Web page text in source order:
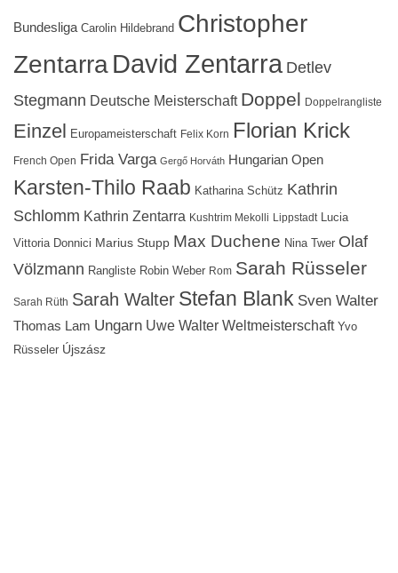
Bundesliga Carolin Hildebrand Christopher
ZentarraDavid Zentarra Detlev
Stegmann Deutsche Meisterschaft Doppel Doppelrangliste
Einzel Europameisterschaft Felix Korn Florian Krick
French Open Frida Varga Gergő Horváth Hungarian Open
Karsten-Thilo Raab Katharina Schütz Kathrin
Schlomm Kathrin Zentarra Kushtrim Mekolli Lippstadt Lucia
Vittoria Donnici Marius Stupp Max Duchene Nina Twer Olaf
Völzmann Rangliste Robin Weber Rom Sarah Rüsseler
Sarah Rüth Sarah Walter Stefan Blank Sven Walter
Thomas Lam Ungarn Uwe Walter Weltmeisterschaft Yvo
Rüsseler Újszász